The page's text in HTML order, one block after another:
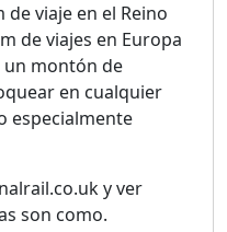
viaje en el Reino
de viajes en Europa
un montón de
en cualquier
especialmente
y ver
son como.